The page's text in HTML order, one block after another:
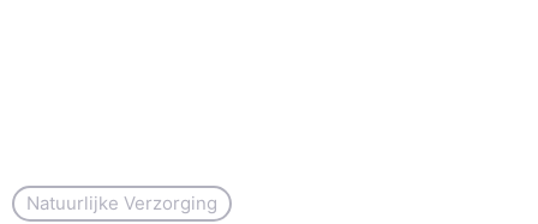
Natuurlijke Verzorging